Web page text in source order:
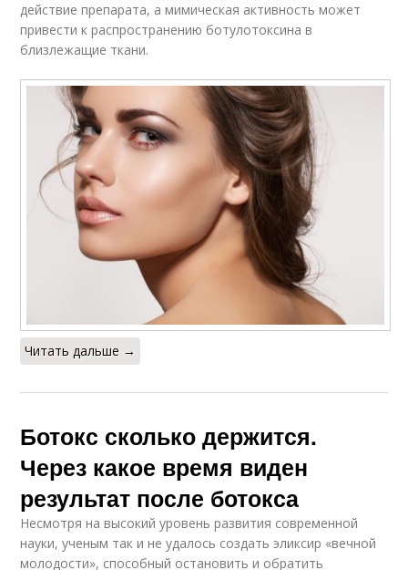
действие препарата, а мимическая активность может
привести к распространению ботулотоксина в
близлежащие ткани.
Читать дальше →
Ботокс сколько держится.
Через какое время виден
результат после ботокса
Несмотря на высокий уровень развития современной
науки, ученым так и не удалось создать эликсир «вечной
молодости», способный остановить и обратить